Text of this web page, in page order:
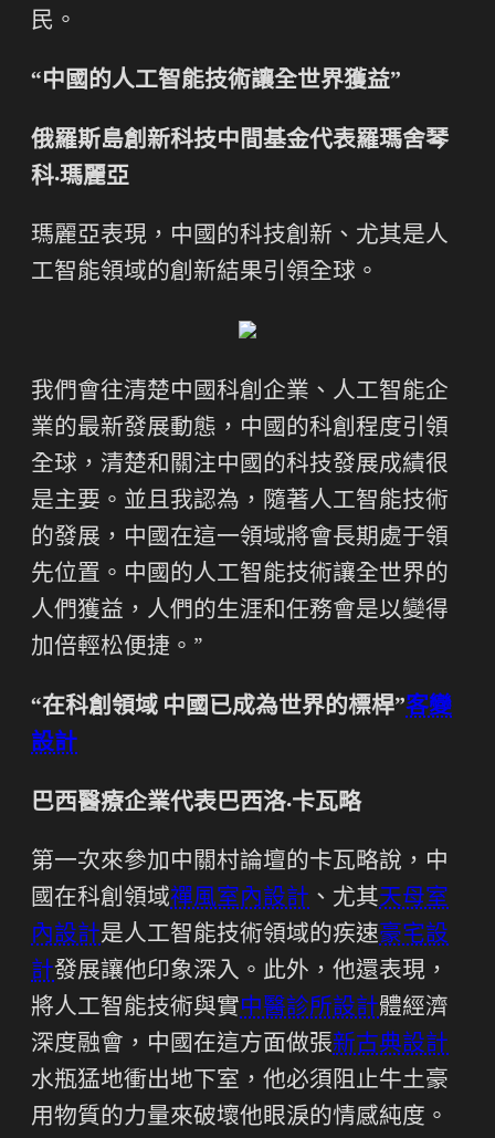
民。
“中國的人工智能技術讓全世界獲益”
俄羅斯島創新科技中間基金代表羅瑪舍琴
科·瑪麗亞
瑪麗亞表現，中國的科技創新、尤其是人
工智能領域的創新結果引領全球。
我們會往清楚中國科創企業、人工智能企
業的最新發展動態，中國的科創程度引領
全球，清楚和關注中國的科技發展成績很
是主要。並且我認為，隨著人工智能技術
的發展，中國在這一領域將會長期處于領
先位置。中國的人工智能技術讓全世界的
人們獲益，人們的生涯和任務會是以變得
加倍輕松便捷。”
“在科創領域 中國已成為世界的標桿”客變
設計
巴西醫療企業代表巴西洛·卡瓦略
第一次來參加中關村論壇的卡瓦略說，中
國在科創領域禪風室內設計 、尤其天母室
內設計是人工智能技術領域的疾速豪宅設
計發展讓他印象深入。此外，他還表現，
將人工智能技術與實中醫診所設計體經濟
深度融會，中國在這方面做張新古典設計
水瓶猛地衝出地下室，他必須阻止牛土豪
用物質的力量來破壞他眼淚的情感純度。